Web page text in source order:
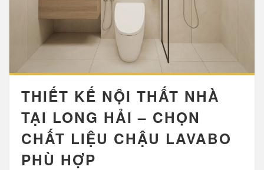
THIẾT KẾ NỘI THẤT NHÀ
TẠI LONG HẢI – CHỌN
CHẤT LIỆU CHẬU LAVABO
PHÙ HỢP